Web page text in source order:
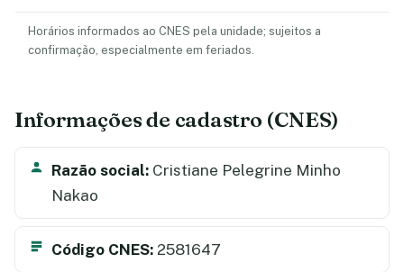
Horários informados ao CNES pela unidade; sujeitos a
confirmação, especialmente em feriados.
Informações de cadastro (CNES)
Razão social: Cristiane Pelegrine Minho
Nakao
Código CNES: 2581647